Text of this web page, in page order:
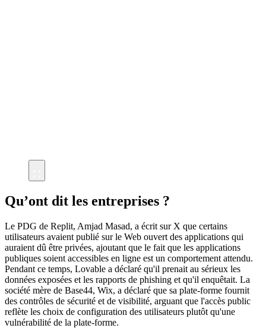
Qu’ont dit les entreprises ?
Le PDG de Replit, Amjad Masad, a écrit sur X que certains
utilisateurs avaient publié sur le Web ouvert des applications qui
auraient dû être privées, ajoutant que le fait que les applications
publiques soient accessibles en ligne est un comportement attendu.
Pendant ce temps, Lovable a déclaré qu'il prenait au sérieux les
données exposées et les rapports de phishing et qu'il enquêtait. La
société mère de Base44, Wix, a déclaré que sa plate-forme fournit
des contrôles de sécurité et de visibilité, arguant que l'accès public
reflète les choix de configuration des utilisateurs plutôt qu'une
vulnérabilité de la plate-forme.